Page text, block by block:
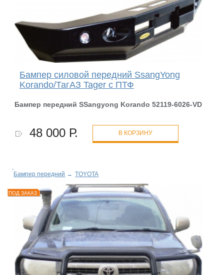
Бампер силовой передний SsangYong
Korando/ТагАЗ Tager с ПТФ
Бампер передний SSangyong Korando 52119-6026-VD
48 000 Р. В КОРЗИНУ
Бампер передний → TOYOTA
ПОД ЗАКАЗ